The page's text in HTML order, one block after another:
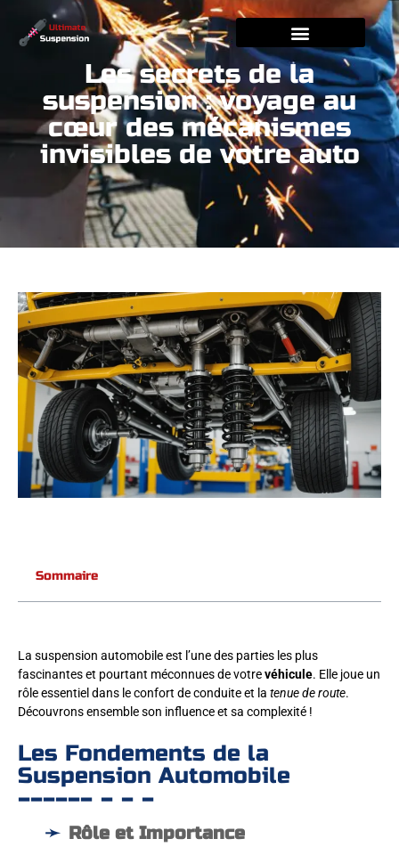
Les secrets de la
suspension : voyage au
cœur des mécanismes
invisibles de votre auto
Sommaire
La suspension automobile est l’une des parties les plus
fascinantes et pourtant méconnues de votrevéhicule. Elle joue un
rôle essentiel dans le confort de conduite et la tenue de route.
Découvrons ensemble son influence et sa complexité !
Les Fondements de la
Suspension Automobile
Rôle et Importance